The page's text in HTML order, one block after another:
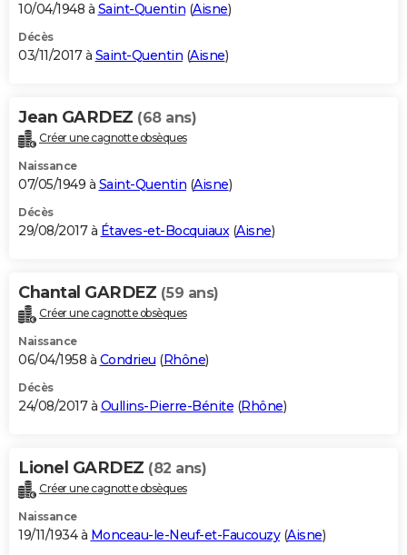
10/04/1948 à Saint-Quentin (Aisne)
Décès
03/11/2017 à Saint-Quentin (Aisne)
Jean GARDEZ (68 ans)
Créer une cagnotte obsèques
Naissance
07/05/1949 à Saint-Quentin (Aisne)
Décès
29/08/2017 à Étaves-et-Bocquiaux(Aisne)
Chantal GARDEZ (59 ans)
Créer une cagnotte obsèques
Naissance
06/04/1958 à Condrieu (Rhône)
Décès
24/08/2017 à Oullins-Pierre-Bénite (Rhône)
Lionel GARDEZ (82 ans)
Créer une cagnotte obsèques
Naissance
19/11/1934 à Monceau-le-Neuf-et-Faucouzy(Aisne)